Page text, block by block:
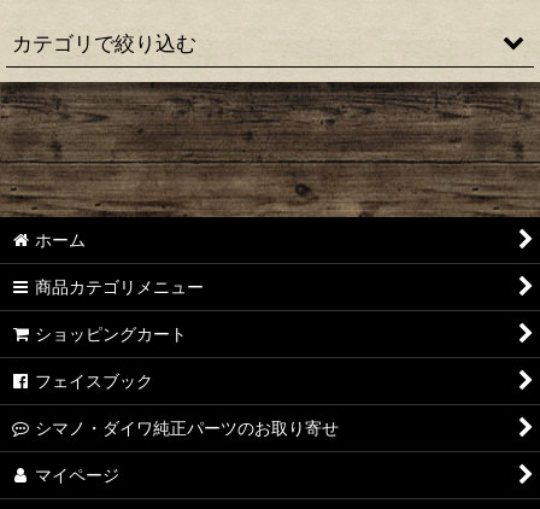
並び順
絞り込む
カテゴリで絞り込む
オイル・グリース
オリジナルリール
スピニングリール スプール
スピニングリール ハンドル
ハンドルノブ
ハンドルアーム
オーシャングリップ
ホーム
商品カテゴリメニュー
ショッピングカート
フェイスブック
シマノ・ダイワ純正パーツのお取り寄せ
マイページ